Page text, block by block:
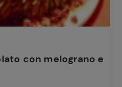
con melograno e